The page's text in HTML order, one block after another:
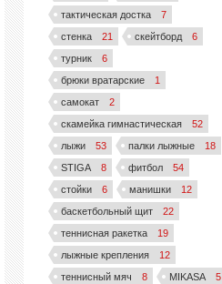
тактическая достка
7
стенка
21 скейтборд
6
турник
6
брюки вратарские
1
самокат
2
скамейка гимнастическая
52
лыжи
53 палки лыжные
18
STIGA
8 фитбол
54
стойки
6 манишки
12
баскетбольный щит
22
теннисная ракетка
19
лыжные крепления
12
теннисный мяч
8 MIKASA
5